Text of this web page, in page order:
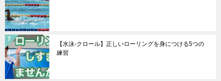
【水泳-クロール】正しいローリングを身につける5つの
練習